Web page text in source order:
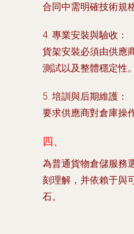
合同中需明確技術規
4. 專業安裝與驗收 ：
貨架安裝必須由供應
測試以及整體穩定性。
5. 培訓與后期維護 ：
要求供應商對倉庫操
四、
為普通貨物倉儲服務
刻理解，并依賴于與
石。